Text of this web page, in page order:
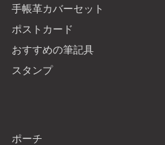
手帳革カバーセット
ポストカード
おすすめの筆記具
スタンプ
ポーチ